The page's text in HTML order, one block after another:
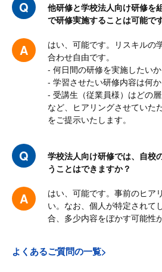
他研修と学校法人向け研修を
で研修実施することは可能で
はい、可能です。リスキルの
合わせ自由です。
- 何日間の研修を実施したいか
- 学習させたい研修内容は何か
- 受講生（従業員様）はどの
など、ヒアリングさせていた
をご提示いたします。
学校法人向け研修では、自校
うことはできますか？
はい、可能です。事前のヒア
い。なお、個人が特定されて
合、多少内容をぼかす可能性
よくあるご質問の一覧>